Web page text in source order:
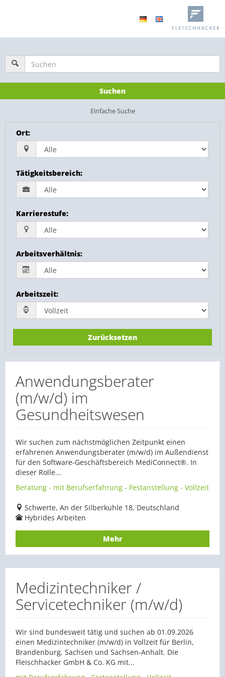
Suchen
Einfache Suche
Ort:
Tätigkeitsbereich:
Karrierestufe:
Arbeitsverhältnis:
Arbeitszeit:
Zurücksetzen
Anwendungsberater
(m/w/d) im
Gesundheitswesen
Wir suchen zum nächstmöglichen Zeitpunkt einen
erfahrenen Anwendungsberater (m/w/d) im Außendienst
für den Software-Geschäftsbereich MediConnect®. In
dieser Rolle...
Beratung - mit Berufserfahrung - Festanstellung - Vollzeit
Schwerte, An der Silberkuhle 18, Deutschland
Hybrides Arbeiten
Mehr
Medizintechniker /
Servicetechniker (m/w/d)
Wir sind bundesweit tätig und suchen ab 01.09.2026
einen Medizintechniker (m/w/d) in Vollzeit für Berlin,
Brandenburg, Sachsen und Sachsen-Anhalt. Die
Fleischhacker GmbH & Co. KG mit...